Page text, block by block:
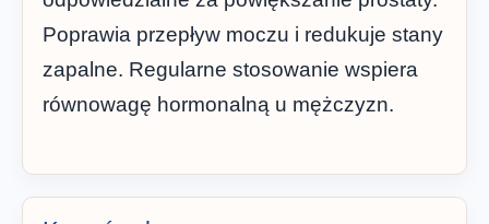
Poprawia przepływ moczu i redukuje stany
zapalne. Regularne stosowanie wspiera
równowagę hormonalną u mężczyzn.